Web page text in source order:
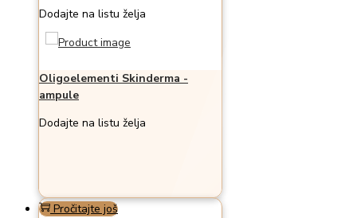
Dodajte na listu želja
Oligoelementi Skinderma -
ampule
Dodajte na listu želja
Pročitajte još